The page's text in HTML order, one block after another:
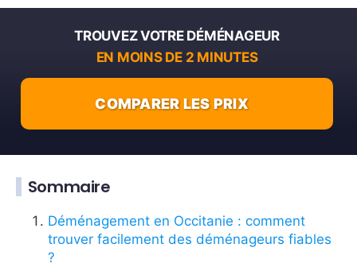
Sommaire
Déménagement en Occitanie : comment
trouver facilement des déménageurs fiables
?
TROUVEZ VOTRE DÉMÉNAGEUR
EN MOINS DE 2 MINUTES
COMPARER LES PRIX